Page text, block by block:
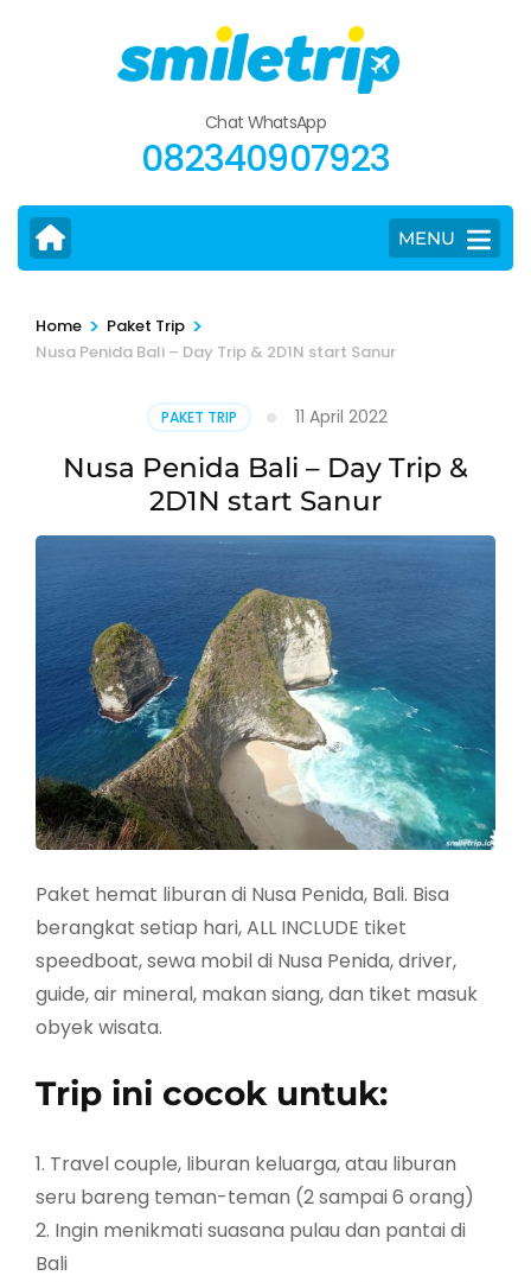
Chat WhatsApp
082340907923
MENU
Home > Paket Trip >
Nusa Penida Bali – Day Trip & 2D1N start Sanur
PAKET TRIP 11 April 2022
Nusa Penida Bali – Day Trip &
2D1N start Sanur
Paket hemat liburan di Nusa Penida, Bali. Bisa
berangkat setiap hari, ALL INCLUDE tiket
speedboat, sewa mobil di Nusa Penida, driver,
guide, air mineral, makan siang, dan tiket masuk
obyek wisata.
Trip ini cocok untuk:
1. Travel couple, liburan keluarga, atau liburan
seru bareng teman-teman (2 sampai 6 orang)
2. Ingin menikmati suasana pulau dan pantai di
Bali